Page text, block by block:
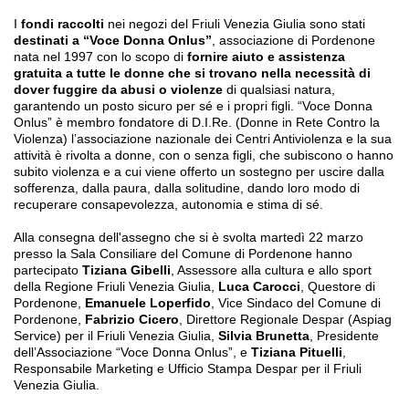
I fondi raccolti nei negozi del Friuli Venezia Giulia sono stati
destinati a “Voce Donna Onlus”, associazione di Pordenone
nata nel 1997 con lo scopo di fornire aiuto e assistenza
gratuita a tutte le donne che si trovano nella necessità di
dover fuggire da abusi o violenze di qualsiasi natura,
garantendo un posto sicuro per sé e i propri figli. “Voce Donna
Onlus” è membro fondatore di D.I.Re. (Donne in Rete Contro la
Violenza) l’associazione nazionale dei Centri Antiviolenza e la sua
attività è rivolta a donne, con o senza figli, che subiscono o hanno
subito violenza e a cui viene offerto un sostegno per uscire dalla
sofferenza, dalla paura, dalla solitudine, dando loro modo di
recuperare consapevolezza, autonomia e stima di sé.
Alla consegna dell'assegno che si è svolta martedì 22 marzo
presso la Sala Consiliare del Comune di Pordenone hanno
partecipato Tiziana Gibelli, Assessore alla cultura e allo sport
della Regione Friuli Venezia Giulia, Luca Carocci, Questore di
Pordenone, Emanuele Loperfido, Vice Sindaco del Comune di
Pordenone, Fabrizio Cicero, Direttore Regionale Despar (Aspiag
Service) per il Friuli Venezia Giulia, Silvia Brunetta, Presidente
dell’Associazione “Voce Donna Onlus”, e Tiziana Pituelli,
Responsabile Marketing e Ufficio Stampa Despar per il Friuli
Venezia Giulia.